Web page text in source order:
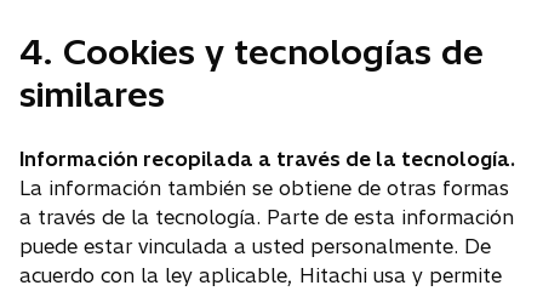
4. Cookies y tecnologías de
similares
Información recopilada a través de la tecnología.
La información también se obtiene de otras formas
a través de la tecnología. Parte de esta información
puede estar vinculada a usted personalmente. De
acuerdo con la ley aplicable, Hitachi usa y permite